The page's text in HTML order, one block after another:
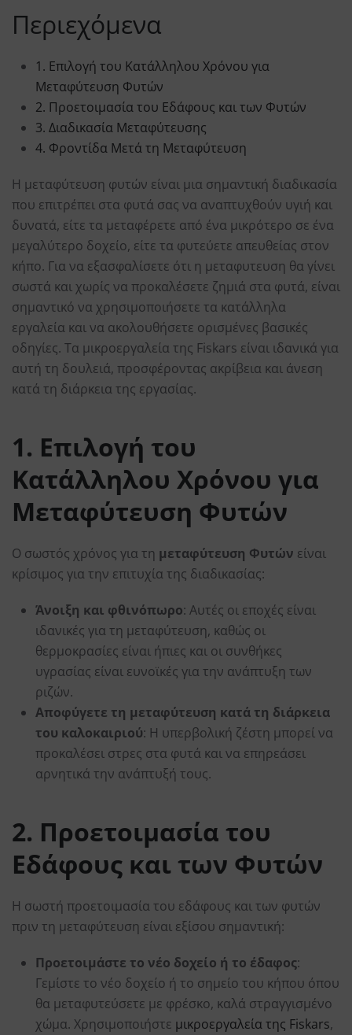
Περιεχόμενα
1. Επιλογή του Κατάλληλου Χρόνου για
Μεταφύτευση Φυτών
2. Προετοιμασία του Εδάφους και των Φυτών
3. Διαδικασία Μεταφύτευσης
4. Φροντίδα Μετά τη Μεταφύτευση
Η μεταφύτευση φυτών είναι μια σημαντική διαδικασία
που επιτρέπει στα φυτά σας να αναπτυχθούν υγιή και
δυνατά, είτε τα μεταφέρετε από ένα μικρότερο σε ένα
μεγαλύτερο δοχείο, είτε τα φυτεύετε απευθείας στον
κήπο. Για να εξασφαλίσετε ότι η μεταφυτευση θα γίνει
σωστά και χωρίς να προκαλέσετε ζημιά στα φυτά, είναι
σημαντικό να χρησιμοποιήσετε τα κατάλληλα
εργαλεία και να ακολουθήσετε ορισμένες βασικές
οδηγίες. Τα μικροεργαλεία της Fiskars είναι ιδανικά για
αυτή τη δουλειά, προσφέροντας ακρίβεια και άνεση
κατά τη διάρκεια της εργασίας.
1. Επιλογή του
Κατάλληλου Χρόνου για
Μεταφύτευση Φυτών
Ο σωστός χρόνος για τη μεταφύτευση Φυτών είναι
κρίσιμος για την επιτυχία της διαδικασίας:
Άνοιξη και φθινόπωρο: Αυτές οι εποχές είναι
ιδανικές για τη μεταφύτευση, καθώς οι
θερμοκρασίες είναι ήπιες και οι συνθήκες
υγρασίας είναι ευνοϊκές για την ανάπτυξη των
ριζών.
Αποφύγετε τη μεταφύτευση κατά τη διάρκεια
του καλοκαιριού: Η υπερβολική ζέστη μπορεί να
προκαλέσει στρες στα φυτά και να επηρεάσει
αρνητικά την ανάπτυξή τους.
2. Προετοιμασία του
Εδάφους και των Φυτών
Η σωστή προετοιμασία του εδάφους και των φυτών
πριν τη μεταφύτευση είναι εξίσου σημαντική:
Προετοιμάστε το νέο δοχείο ή το έδαφος:
Γεμίστε το νέο δοχείο ή το σημείο του κήπου όπου
θα μεταφυτεύσετε με φρέσκο, καλά στραγγισμένο
χώμα. Χρησιμοποιήστε μικροεργαλεία της Fiskars,